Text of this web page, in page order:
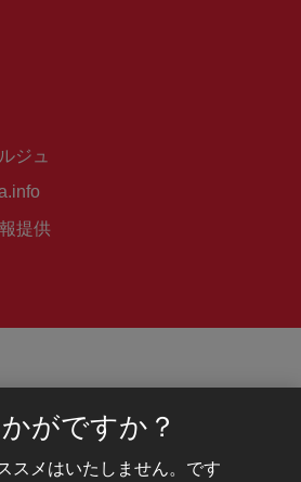
ジュ
提供
がですか？
スメはいたしません。です